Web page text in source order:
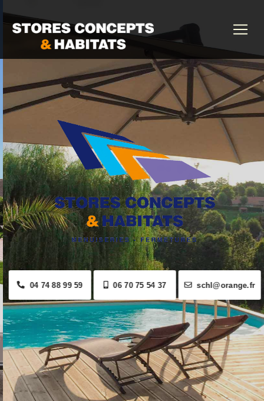
04 74 88 99 59 06 70 75 54 37 schl@orange.fr